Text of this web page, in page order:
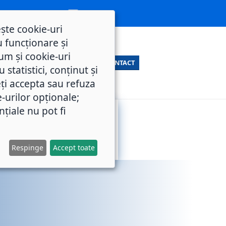
CONTACT
cookie-uri
funcționare și
și cookie-uri
statistici, conținut și
accepta sau refuza
urilor opționale;
nu pot fi
Respinge Accept toate